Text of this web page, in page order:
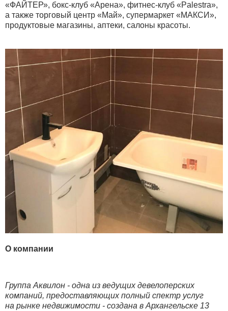
«ФАЙТЕР», бокс-клуб «Арена», фитнес-клуб «Palestra»,
а также торговый центр «Май», супермаркет «МАКСИ»,
продуктовые магазины, аптеки, салоны красоты.
О компании
Группа Аквилон - одна из ведущих девелоперских
компаний, предоставляющих полный спектр услуг
на рынке недвижимости - создана в Архангельске 13